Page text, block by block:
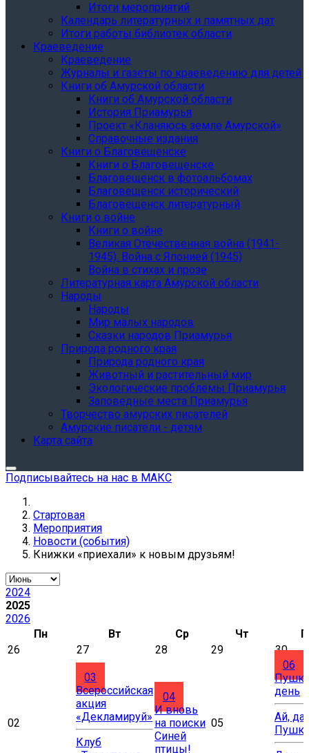
Итоги мероприятий
Календарь литературных и памятных дат
Итоги работы библиотек области
Краеведение
Краеведение
Журналы и газеты по краеведению для детей
Книги об Амурской области
Книги об Амурской области
История Приамурья
Проект «Кланяюсь земле Амурской»
Справочные издания
Книги о Благовещенске
Книги о Благовещенске
Благовещенск в фотоальбомах
Благовещенск исторический
Благовещенск литературный
Книги о войне
Книги о войне
Великая Отечественная война (1941-
1945). Война с Японией (1945)
Война в стихах и прозе
Литературная карта Амурской области
Народы
Народы
Мир малых народов
Сказки народов Приамурья
Природа родного края
Природа родного края
Животный и растительный мир
Экологические проблемы Приамурья
Заповедные места Приамурья
Творчество амурских писателей
Амурские писатели - детям
Карта сайта
Подписывайтесь на нас в МАКС
Стартовая
Мероприятия
Новости (события)
Книжки «приехали» к новым друзьям!
2024
2025
2026
Пн
Вт Ср Чт
26
27 28 29 30
02
03
Всероссийская
акция
«Декламируй»
Клуб
04
И вновь
на поиски
Синей
птицы!
05
06
день
Ай, да